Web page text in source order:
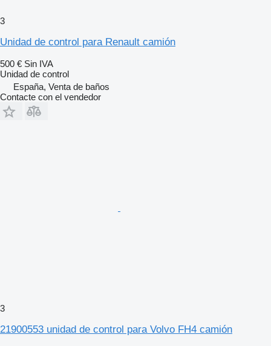
3
Unidad de control para Renault camión
500 € Sin IVA
Unidad de control
España, Venta de baños
Contacte con el vendedor
3
21900553 unidad de control para Volvo FH4 camión